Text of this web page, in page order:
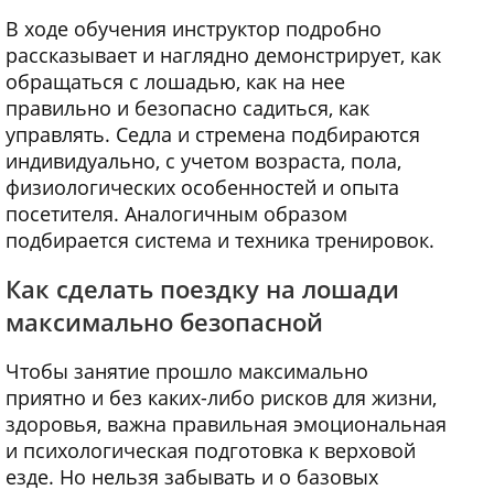
В ходе обучения инструктор подробно
рассказывает и наглядно демонстрирует, как
обращаться с лошадью, как на нее
правильно и безопасно садиться, как
управлять. Седла и стремена подбираются
индивидуально, с учетом возраста, пола,
физиологических особенностей и опыта
посетителя. Аналогичным образом
подбирается система и техника тренировок.
Как сделать поездку на лошади
максимально безопасной
Чтобы занятие прошло максимально
приятно и без каких-либо рисков для жизни,
здоровья, важна правильная эмоциональная
и психологическая подготовка к верховой
езде. Но нельзя забывать и о базовых